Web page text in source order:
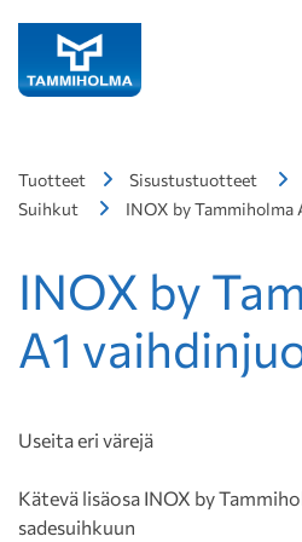
Tuotteet Sisustustuotteet
Suihkut
INOX by
INOX by
A1
Useita eri värejä
Kätevä lisäosa INOX by
sadesuihkuun